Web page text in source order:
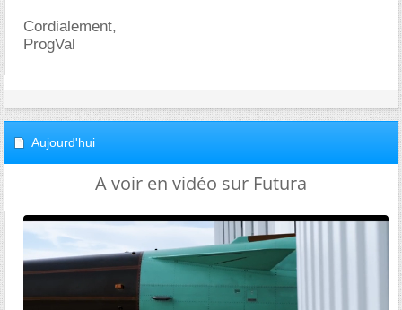
Cordialement,
ProgVal
Aujourd'hui
A voir en vidéo sur Futura